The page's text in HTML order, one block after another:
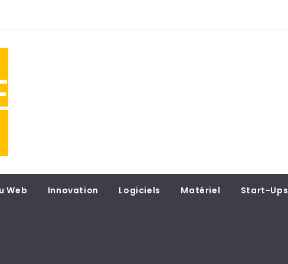
Web Innovation Logiciels Matériel Start-Ups